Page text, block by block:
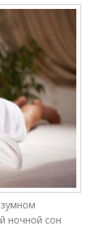
ночной сон